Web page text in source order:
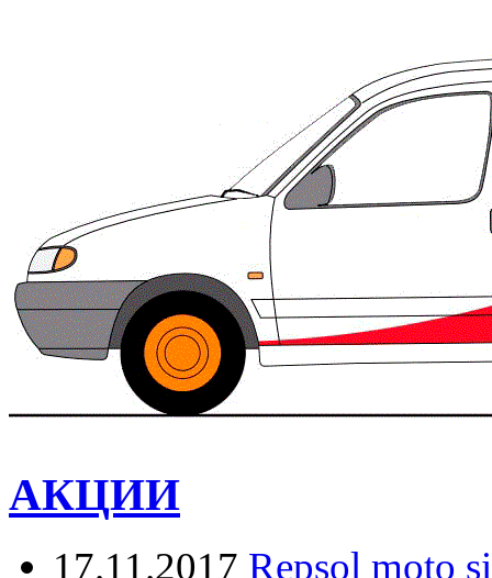
АКЦИИ
17.11.2017 Repsol moto